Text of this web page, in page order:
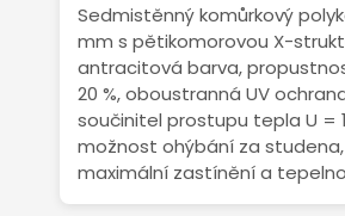
Sedmistěnný komůrkový
mm s pětikomorovou X-
antracitová barva,
20 %, oboustranná UV
součinitel prostupu tepla U =
možnost ohýbání za
maximální zastínění a